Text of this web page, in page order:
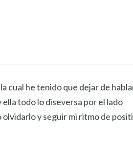
cual he tenido que dejar de
todo lo diseversa por el lado
y seguir mi ritmo de